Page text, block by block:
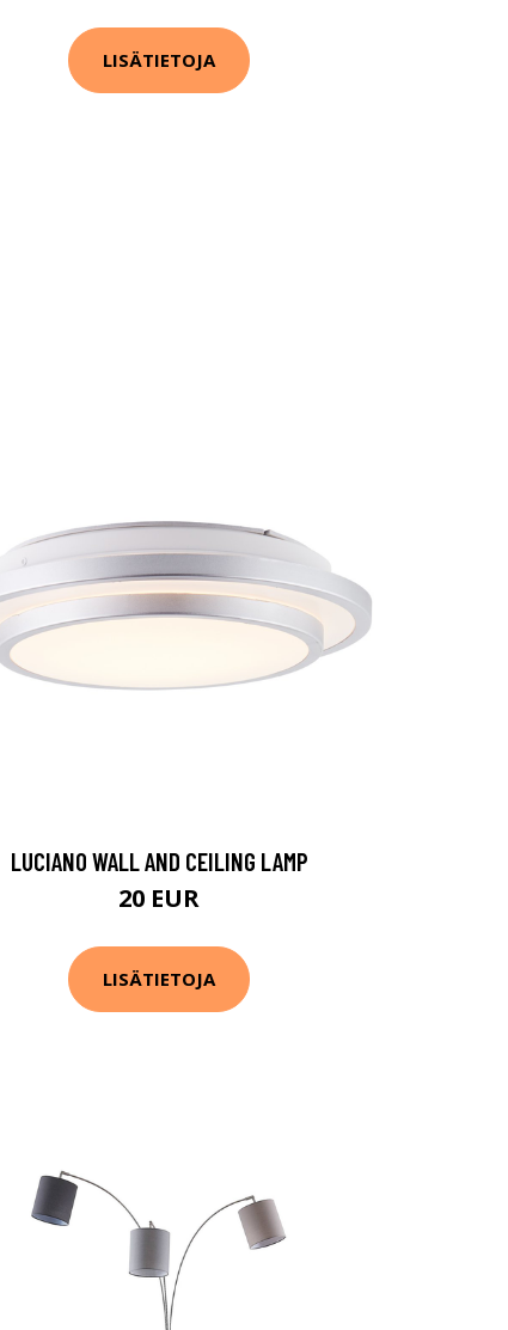
LISÄTIETOJA
LUCIANO WALL AND CEILING LAMP
20 EUR
LISÄTIETOJA